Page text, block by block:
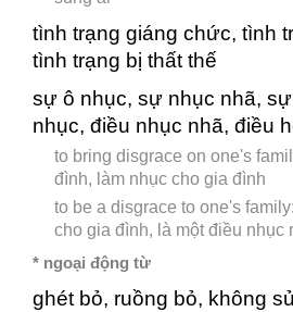
tình trạng giáng chức, tình
tình trạng bị thất thế
sự ô nhục, sự nhục nhã,
nhục, điều nhục nhã, điều
to bring disgrace on one's
đình, làm nhục cho gia đình
to be a disgrace to one's
cho gia đình, là một điều nhục
* ngoại động từ
ghét bỏ, ruồng bỏ, không